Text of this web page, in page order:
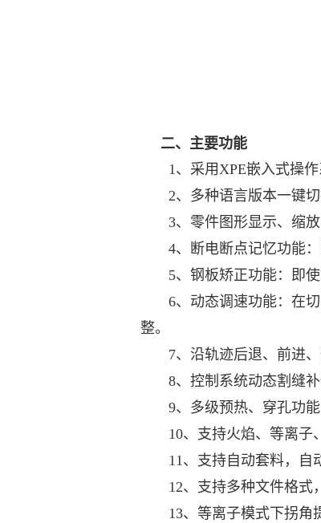
二、主要功能
1、采用XPE嵌入式操
2、多种语言版本一键切
3、零件图形显示、缩
4、断电断点记忆功能
5、钢板矫正功能：即
6、动态调速功能：在
整。
7、沿轨迹后退、前进、
8、控制系统动态割缝
9、多级预热、穿孔功
10、支持火焰、等离子
11、支持自动套料，自
12、支持多种文件格式
13、等离子模式下拐角